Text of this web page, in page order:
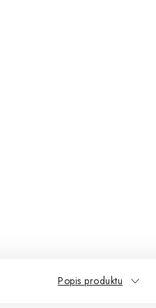
Popis produktu